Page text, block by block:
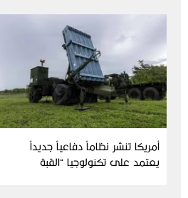
أمريكا تنشر نظاماً دفاعياً جديداً
يعتمد على تكنولوجيا “القبة